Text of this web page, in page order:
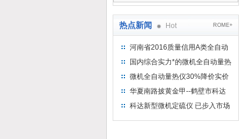
热点新闻 Hot ROME+
河南省2016质量信用A类全自动
量热仪
国内综合实力*的微机全自动量热
仪制造企业
微机全自动量热仪30%降价实价
出售
华夏南路披黄金甲--鹤壁市科达
仪器仪表有限公司
科达新型微机定硫仪 已步入市场